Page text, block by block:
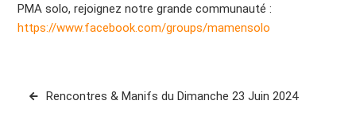
PMA solo, rejoignez notre grande communauté :
https://www.facebook.com/groups/mamensolo
Navigation
Rencontres & Manifs du Dimanche 23 Juin 2024